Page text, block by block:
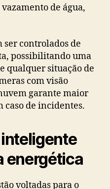
de água,
ser controlados de
possibilitando uma
qualquer situação de
com visão
garante maior
caso de incidentes.
energética
voltadas para o